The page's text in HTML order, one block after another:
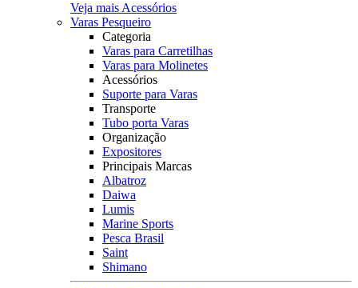
Veja mais Acessórios
Varas Pesqueiro
Categoria
Varas para Carretilhas
Varas para Molinetes
Acessórios
Suporte para Varas
Transporte
Tubo porta Varas
Organização
Expositores
Principais Marcas
Albatroz
Daiwa
Lumis
Marine Sports
Pesca Brasil
Saint
Shimano